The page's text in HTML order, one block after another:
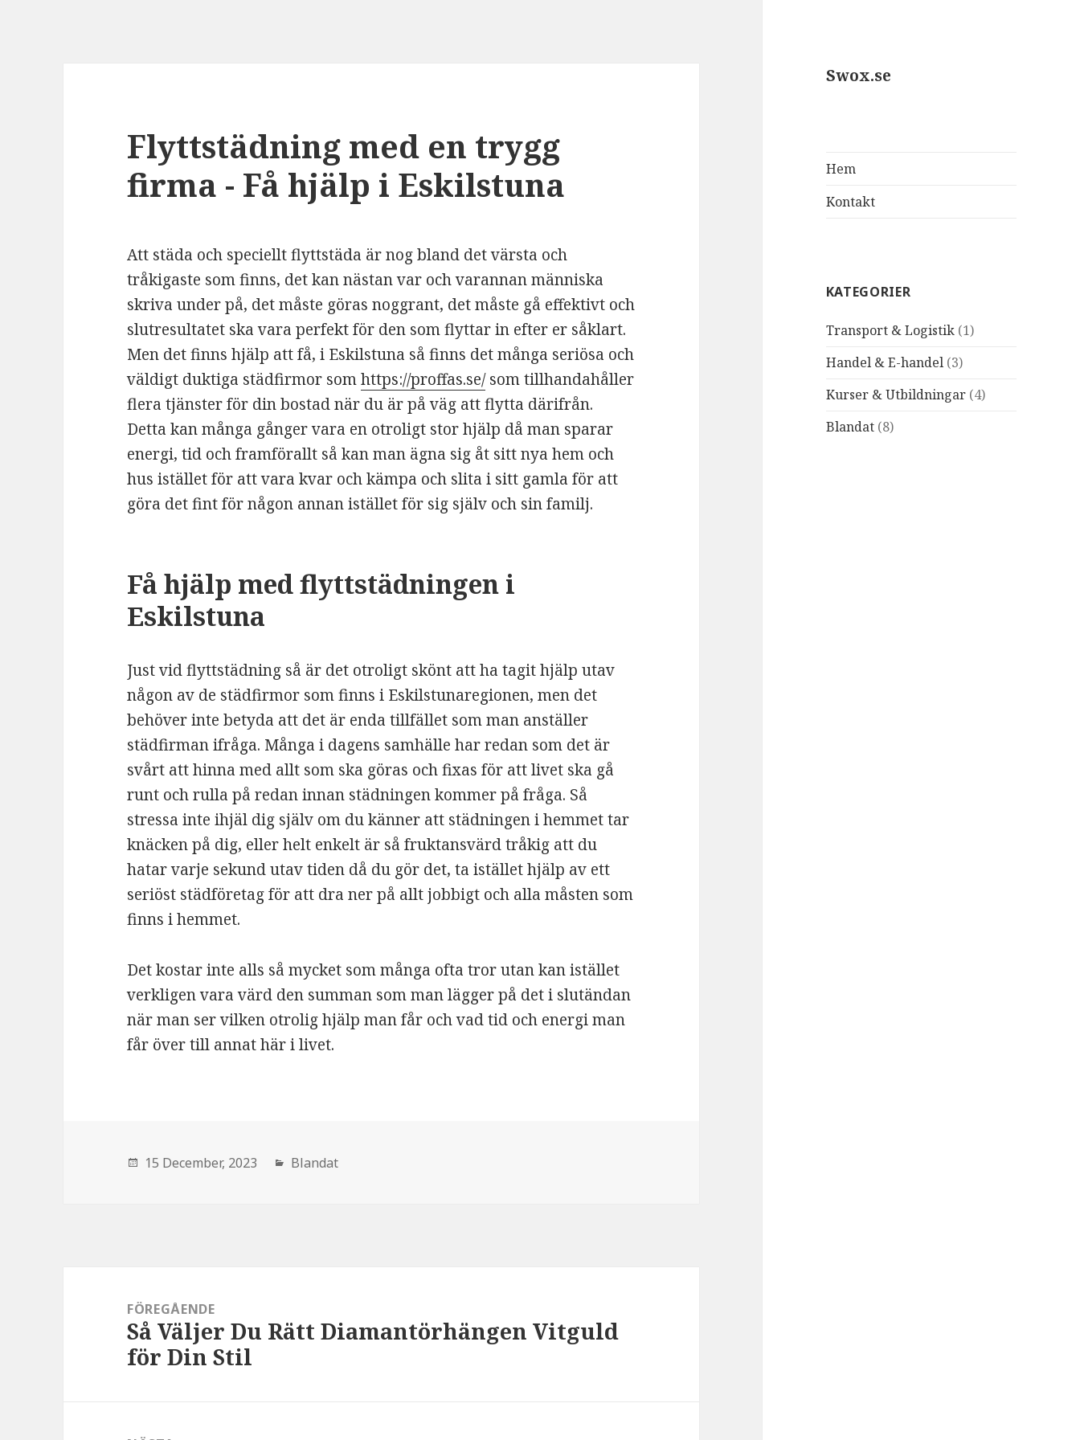
Swox.se
Hem
Kontakt
KATEGORIER
Transport & Logistik(1)
Handel & E-handel(3)
Kurser & Utbildningar(4)
Blandat(8)
Flyttstädning med en trygg
firma - Få hjälp i Eskilstuna
Att städa och speciellt flyttstäda är nog bland det värsta och
tråkigaste som finns, det kan nästan var och varannan människa
skriva under på, det måste göras noggrant, det måste gå effektivt och
slutresultatet ska vara perfekt för den som flyttar in efter er såklart.
Men det finns hjälp att få, i Eskilstuna så finns det många seriösa och
väldigt duktiga städfirmor somhttps://proffas.se/som tillhandahåller
flera tjänster för din bostad när du är på väg att flytta därifrån.
Detta kan många gånger vara en otroligt stor hjälp då man sparar
energi, tid och framförallt så kan man ägna sig åt sitt nya hem och
hus istället för att vara kvar och kämpa och slita i sitt gamla för att
göra det fint för någon annan istället för sig själv och sin familj.
Få hjälp med flyttstädningen i
Eskilstuna
Just vid flyttstädning så är det otroligt skönt att ha tagit hjälp utav
någon av de städfirmor som finns i Eskilstunaregionen, men det
behöver inte betyda att det är enda tillfället som man anställer
städfirman ifråga. Många i dagens samhälle har redan som det är
svårt att hinna med allt som ska göras och fixas för att livet ska gå
runt och rulla på redan innan städningen kommer på fråga. Så
stressa inte ihjäl dig själv om du känner att städningen i hemmet tar
knäcken på dig, eller helt enkelt är så fruktansvärd tråkig att du
hatar varje sekund utav tiden då du gör det, ta istället hjälp av ett
seriöst städföretag för att dra ner på allt jobbigt och alla måsten som
finns i hemmet.
Det kostar inte alls så mycket som många ofta tror utan kan istället
verkligen vara värd den summan som man lägger på det i slutändan
när man ser vilken otrolig hjälp man får och vad tid och energi man
får över till annat här i livet.
den
15 December, 2023 Blandat
FÖREGÅENDE
:
Så Väljer Du Rätt Diamantörhängen Vitguld
för Din Stil